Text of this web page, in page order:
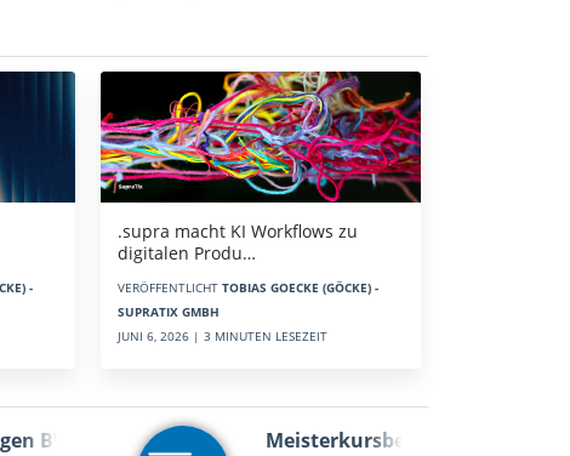
-
.supra macht KI Workflows zu
digitalen Produ…
VERÖFFENTLICHT TOBIAS GOECKE (GÖCKE) -
SUPRATIX GMBH
JUNI 6, 2026 | 3 MINUTEN LESEZEIT
BWL Meisterkursbegl…